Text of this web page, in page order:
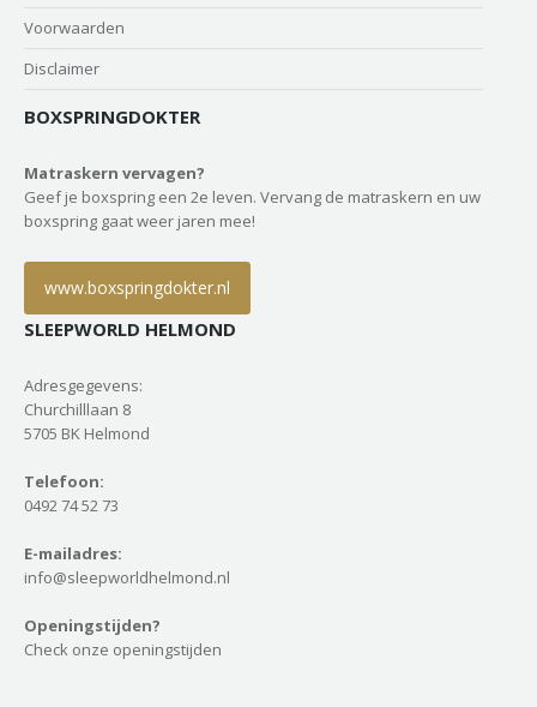
Voorwaarden
Disclaimer
BOXSPRINGDOKTER
Matraskern vervagen?
Geef je boxspring een 2e leven. Vervang de matraskern en uw
boxspring gaat weer jaren mee!
www.boxspringdokter.nl
SLEEPWORLD HELMOND
Adresgegevens:
Churchilllaan 8
5705 BK Helmond
Telefoon:
0492 74 52 73
E-mailadres:
info@sleepworldhelmond.nl
Openingstijden?
Check onze openingstijden